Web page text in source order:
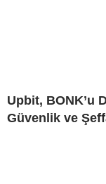
Upbit, BONK’u
Güvenlik ve